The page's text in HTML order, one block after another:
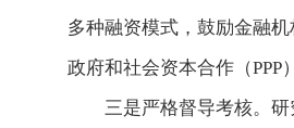
多种融资模式，鼓励金融
政府和社会资本合作（PPP
三是严格督导考核。